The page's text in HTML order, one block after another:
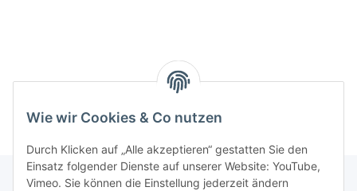
Wie wir Cookies & Co nutzen
Durch Klicken auf „Alle akzeptieren“ gestatten Sie den
Einsatz folgender Dienste auf unserer Website: YouTube,
Vimeo. Sie können die Einstellung jederzeit ändern